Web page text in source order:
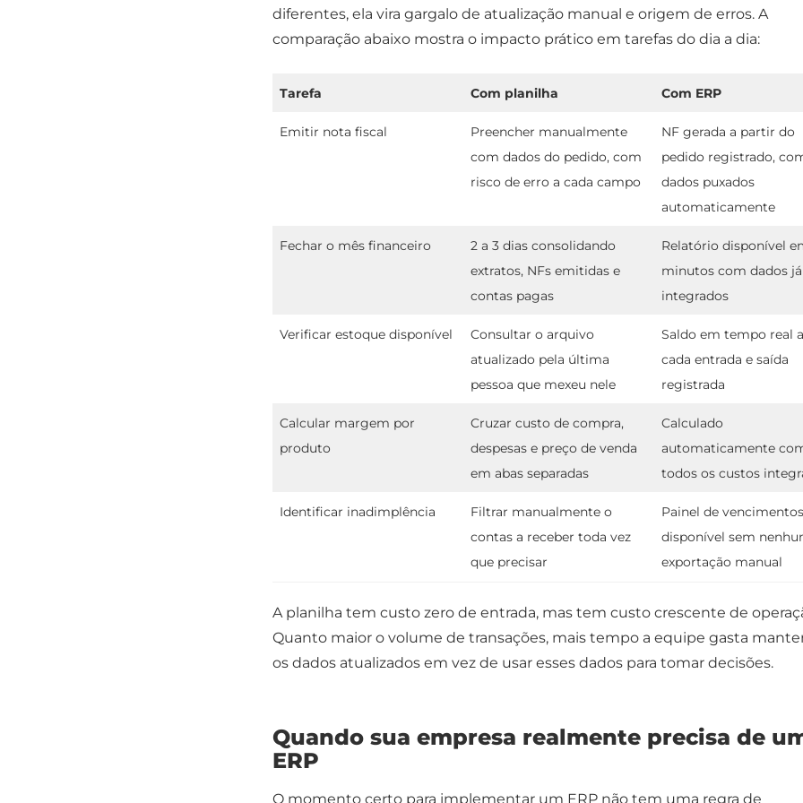
diferentes, ela vira gargalo de atualização manual e origem de erros. A
comparação abaixo mostra o impacto prático em tarefas do dia a dia:
Tarefa Com planilha Com ERP
Emitir nota fiscal
Preencher manualmente
com dados do pedido, com
risco de erro a cada campo
NF gerada a partir do
pedido registrado,
dados puxados
automaticamente
Fechar o mês financeiro
2 a 3 dias consolidando
extratos, NFs emitidas e
contas pagas
Relatório disponível
minutos com dados já
integrados
Verificar estoque disponível
Consultar o arquivo
atualizado pela última
pessoa que mexeu nele
Saldo em tempo real
cada entrada e saída
registrada
Calcular margem por
produto
Cruzar custo de compra,
despesas e preço de venda
em abas separadas
Calculado
automaticamente
todos os custos
Identificar inadimplência
Filtrar manualmente o
contas a receber toda vez
que precisar
Painel de vencimentos
disponível sem
exportação manual
A planilha tem custo zero de entrada, mas tem custo crescente de
Quanto maior o volume de transações, mais tempo a equipe gasta
os dados atualizados em vez de usar esses dados para tomar decisões.
Quando sua empresa realmente precisa de
ERP
O momento certo para implementar um ERP não tem uma regra de